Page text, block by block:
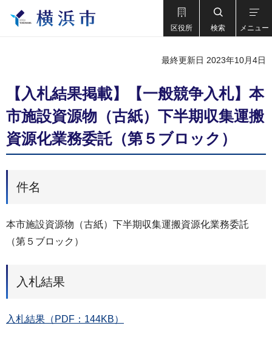
区役所 検索 メニュー
最終更新日 2023年10月4日
【入札結果掲載】【一般競争入札】本
市施設資源物（古紙）下半期収集運搬
資源化業務委託（第５ブロック）
件名
本市施設資源物（古紙）下半期収集運搬資源化業務委託
（第５ブロック）
入札結果
入札結果（PDF：144KB）